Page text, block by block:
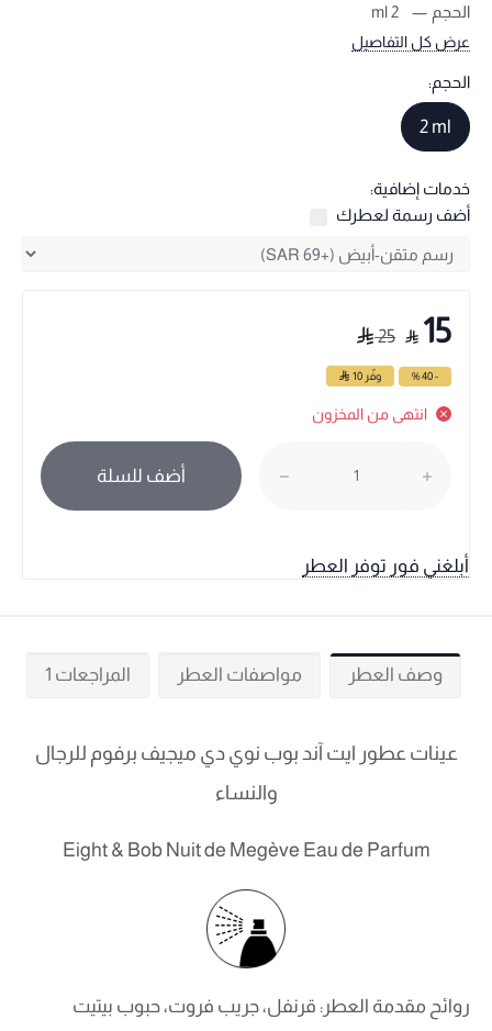
الحجم
2 ml
عرض كل التفاصيل
الحجم:
2 ml
خدمات إضافية:
أضف رسمة لعطرك
15
25
- 40 % وفّر 10
انتهى من المخزون
أضف للسلة
أبلغني فور توفر العطر
وصف العطر مواصفات العطر المراجعات 1
عينات عطور ايت آند بوب نوي دي ميجيف برفوم للرجال
والنساء
Eight & Bob Nuit de Megève Eau de Parfum
روائح مقدمة العطر: قرنفل، جريب فروت، حبوب بيتيت